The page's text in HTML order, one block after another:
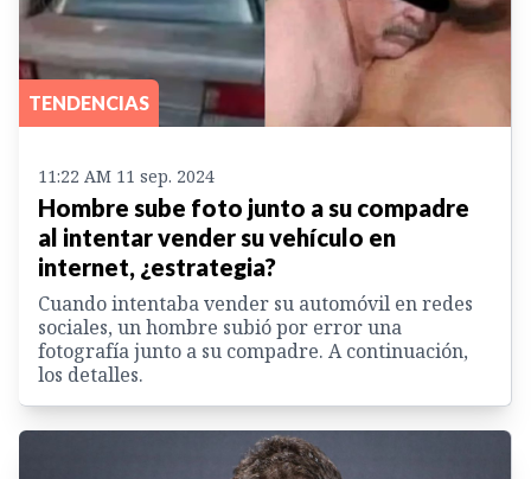
TENDENCIAS
11:22 AM 11 sep. 2024
Hombre sube foto junto a su compadre
al intentar vender su vehículo en
internet, ¿estrategia?
Cuando intentaba vender su automóvil en redes
sociales, un hombre subió por error una
fotografía junto a su compadre. A continuación,
los detalles.